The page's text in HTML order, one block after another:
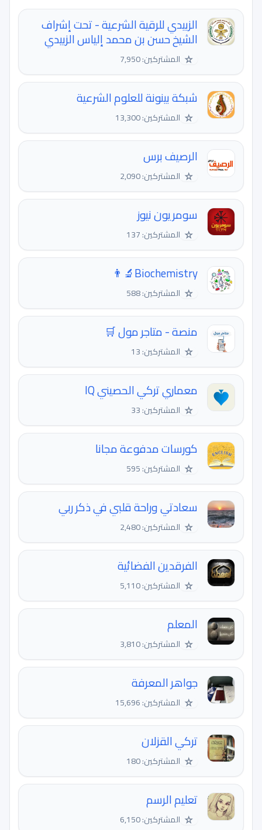
الزبيدي للرقية الشرعية - تحت إشراف
الشيخ حسن بن محمد إلياس الزبيدي
☆ المشتركين: 7,950
شبكة بينونة للعلوم الشرعية
☆ المشتركين: 13,300
الرصيف برس
☆ المشتركين: 2,090
سومريون نيوز
☆ المشتركين: 137
Biochemistry👨‍🔬
☆ المشتركين: 588
منصة - متاجر مول 🛒
☆ المشتركين: 13
معماري تركي الحصيني IQ
☆ المشتركين: 33
كورسات مدفوعة مجانا
☆ المشتركين: 595
سعادتي وراحة قلبي في ذكر ربي
☆ المشتركين: 2,480
الفرقدين الفضائية
☆ المشتركين: 5,110
المعلم
☆ المشتركين: 3,810
جواهر المعرفة
☆ المشتركين: 15,696
تركي القزلان
☆ المشتركين: 180
تعليم الرسم
☆ المشتركين: 6,150